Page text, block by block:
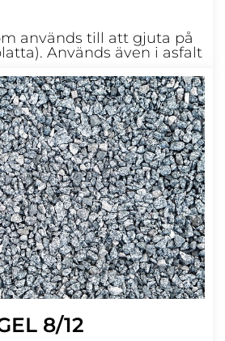
används till att gjuta på
Används även i asfalt
8/12